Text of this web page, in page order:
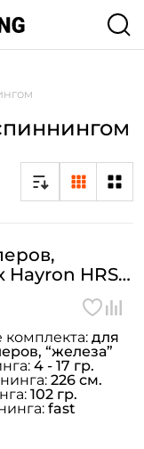
Hayron HRS-
LT 23
для
“железа”
4 - 17 гр.
226 см.
102 гр.
fast